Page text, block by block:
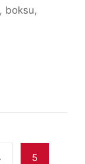
boksu,
5